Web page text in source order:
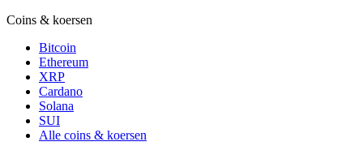
Coins & koersen
Bitcoin
Ethereum
XRP
Cardano
Solana
SUI
Alle coins & koersen